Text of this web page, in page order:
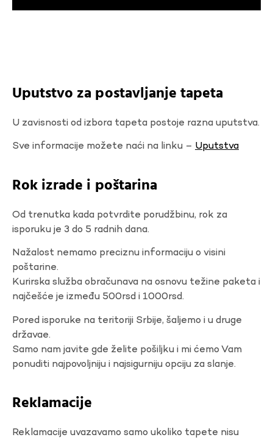
Uputstvo za postavljanje tapeta
U zavisnosti od izbora tapeta postoje razna uputstva.
Sve informacije možete naći na linku – Uputstva
Rok izrade i poštarina
Od trenutka kada potvrdite porudžbinu, rok za
isporuku je 3 do 5 radnih dana.
Nažalost nemamo preciznu informaciju o visini
poštarine.
Kurirska služba obračunava na osnovu težine paketa i
najčešće je između 500rsd i 1000rsd.
Pored isporuke na teritoriji Srbije, šaljemo i u druge
državae.
Samo nam javite gde želite pošiljku i mi ćemo Vam
ponuditi najpovoljniju i najsigurniju opciju za slanje.
Reklamacije
Reklamacije uvazavamo samo ukoliko tapete nisu